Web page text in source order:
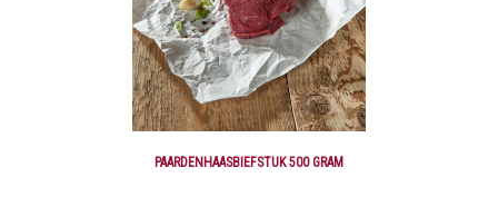
PAARDENHAASBIEFSTUK 500 GRAM